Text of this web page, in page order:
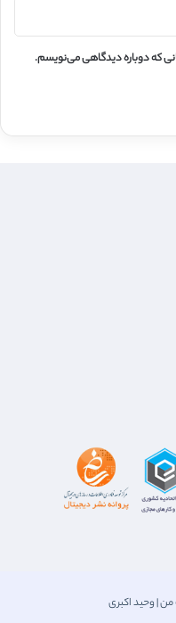
که دوباره دیدگاهی می‌نویسم.
من | وحید اکبری